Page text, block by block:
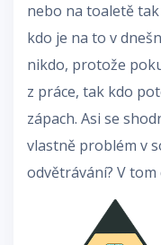
nebo na toaletě
kdo je na to v
nikdo, protože
z práce, tak kdo
zápach. Asi se
vlastně problém v
odvětrávání? V